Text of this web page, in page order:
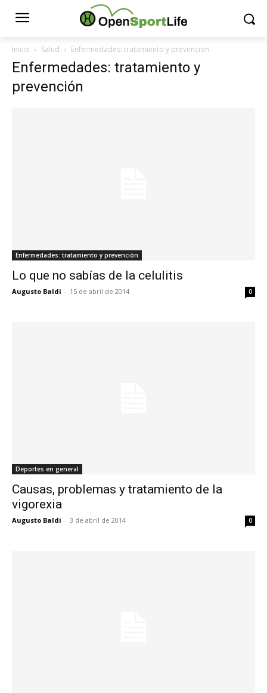
Inicio Salud Enfermedades: tratamiento y prevención
Enfermedades: tratamiento y
prevención
Enfermedades: tratamiento y prevención
Lo que no sabías de la celulitis
Augusto Baldi - 15 de abril de 2014 0
Deportes en general
Causas, problemas y tratamiento de la
vigorexia
Augusto Baldi - 3 de abril de 2014 0